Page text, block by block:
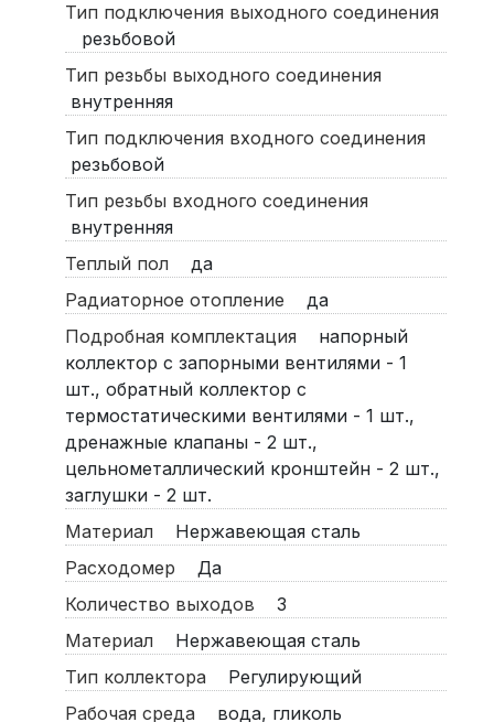
Тип подключения выходного соединения
резьбовой
Тип резьбы выходного соединения
внутренняя
Тип подключения входного соединения
резьбовой
Тип резьбы входного соединения
внутренняя
Теплый пол
да
Радиаторное отопление
да
Подробная комплектация
напорный
коллектор с запорными вентилями - 1
шт., обратный коллектор с
термостатическими вентилями - 1 шт.,
дренажные клапаны - 2 шт.,
цельнометаллический кронштейн - 2 шт.,
заглушки - 2 шт.
Материал
Нержавеющая сталь
Расходомер
Да
Количество выходов
3
Материал
Нержавеющая сталь
Тип коллектора
Регулирующий
Рабочая среда
вода, гликоль